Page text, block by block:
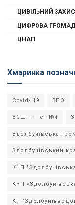
ЦИВІЛЬНИЙ
ЦИФРОВА
ЦНАП
Хмаринка
Covid- 19 ВПО
ЗОШ І-ІІІ ст №4
Здолбунівська
Здолбунівський
КНП
КНП
КП